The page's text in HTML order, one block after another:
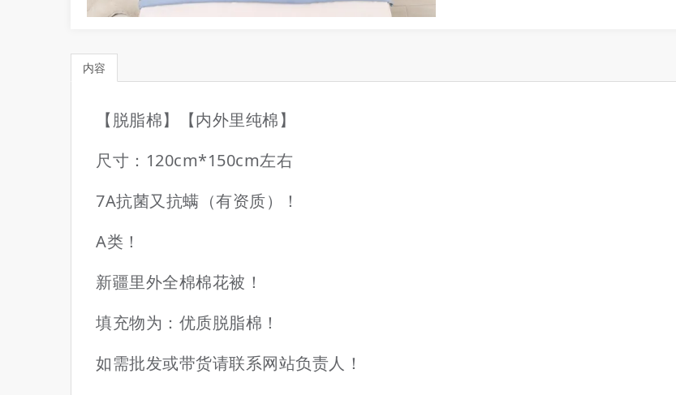
内容
【脱脂棉】【内外里纯棉】
尺寸：120cm*150cm左右
7A抗菌又抗螨（有资质）！
A类！
新疆里外全棉棉花被！
填充物为：优质脱脂棉！
如需批发或带货请联系网站负责人！